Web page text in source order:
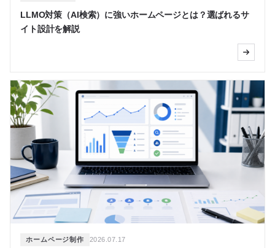
LLMO対策（AI検索）に強いホームページとは？選ばれるサ
イト設計を解説
ホームページ制作 2026.07.17